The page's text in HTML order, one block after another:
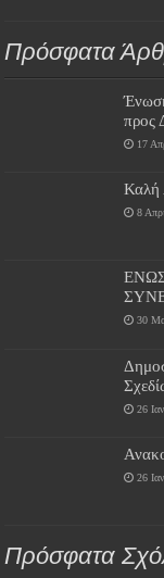
Πρόσφατα
προς
17
Καλή
8
30
26
26
Πρόσφατα